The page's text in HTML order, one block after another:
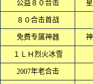
公益８０合击
８０合击首战
免费专属神器
１ＬＨ烈火冰雪
2007年老合击